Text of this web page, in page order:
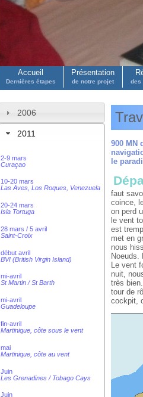
Accueil
Dernières étapes
Présentation
de notre projet des
2006
2011
2-9 mars
Curaçao
10-20 mars
Las Aves, Los Roques, Venezuela
20-24 mars
Isla Tortuga
28 mars / 5 avril
Saint-Croix
début avril
BVI (British Virgin Island)
mi-avril
St Martin / St Barth
mi-avril
Guadeloupe
fin-avril
Martinique, côte sous le vent
mai
Martinique, côte au vent
Juin
Les Grenadines / Tobago Cays
Juin
900 MN
le
faut
coince,
on perd
le vent
est
met en
nous
Noeuds.
Le vent
nuit,
très
tour de
cockpit,